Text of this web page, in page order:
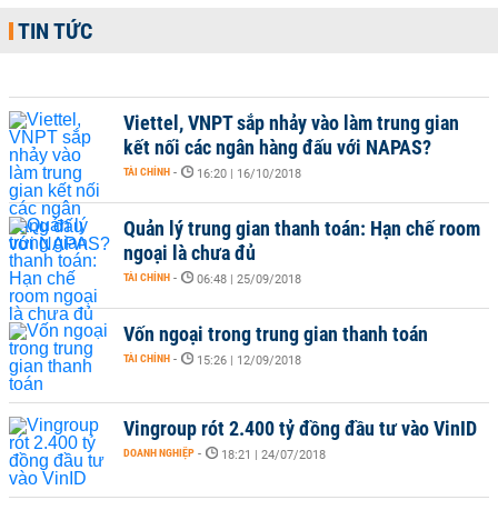
TIN TỨC
Viettel, VNPT sắp nhảy vào làm trung gian
kết nối các ngân hàng đấu với NAPAS?
TÀI CHÍNH - 16:20 | 16/10/2018
Quản lý trung gian thanh toán: Hạn chế room
ngoại là chưa đủ
TÀI CHÍNH - 06:48 | 25/09/2018
Vốn ngoại trong trung gian thanh toán
TÀI CHÍNH - 15:26 | 12/09/2018
Vingroup rót 2.400 tỷ đồng đầu tư vào VinID
DOANH NGHIỆP - 18:21 | 24/07/2018